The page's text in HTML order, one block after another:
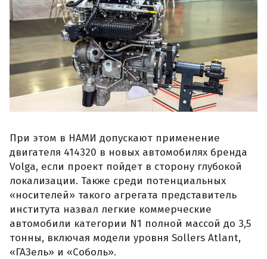
При этом в НАМИ допускают применение
двигателя 414320 в новых автомобилях бренда
Volga, если проект пойдет в сторону глубокой
локализации. Также среди потенциальных
«носителей» такого агрегата представитель
института назвал легкие коммерческие
автомобили категории N1 полной массой до 3,5
тонны, включая модели уровня Sollers Atlant,
«ГАЗель» и «Соболь».